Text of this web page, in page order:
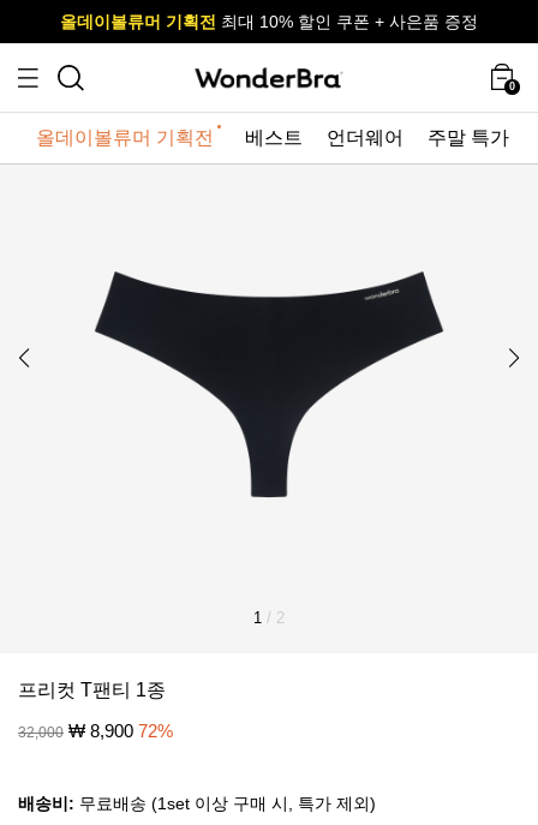
사이즈 무료 교환 서비스
올데이볼류머 기획전 최대 10% 할인 쿠폰 + 사은품 증정
사이즈 무료 교환 서비스
올데이볼류머 기획전 최대 10% 할인 쿠폰 + 사은품 증정
0
올데이볼류머 기획전 베스트 언더웨어 주말 특가
1 / 2
프리컷 T팬티 1종
32,000 ₩ 8,900 72%
배송비: 무료배송 (1set 이상 구매 시, 특가 제외)